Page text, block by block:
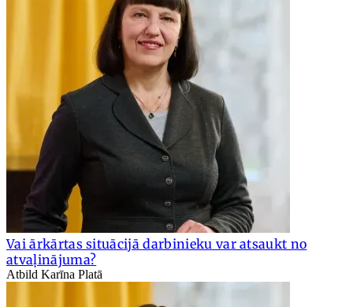
Vai ārkārtas situācijā darbinieku var atsaukt no
atvaļinājuma?
Atbild Karīna Platā